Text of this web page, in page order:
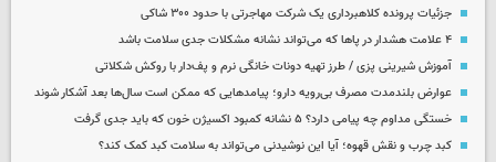
جزئیات پرونده کلاهبرداری یک شرکت مهاجرتی با حدود ۳۰۰ شاکی
۴ علامت هشدار در پاها که می‌تواند نشانه مشکلات جدی سلامت باشد
آموزش شیرینی پزی / طرز تهیه دونات خانگی نرم و پف‌دار با روکش شکلاتی
عوارض بلندمدت مصرف بی‌رویه دارو؛ پیامدهایی که ممکن است سال‌ها بعد آشکار شوند
خستگی مداوم چه پیامی دارد؟ ۵ نشانه کمبود اکسیژن خون که باید جدی گرفت
کبد چرب و نقش قهوه؛ آیا این نوشیدنی می‌تواند به سلامت کبد کمک کند؟